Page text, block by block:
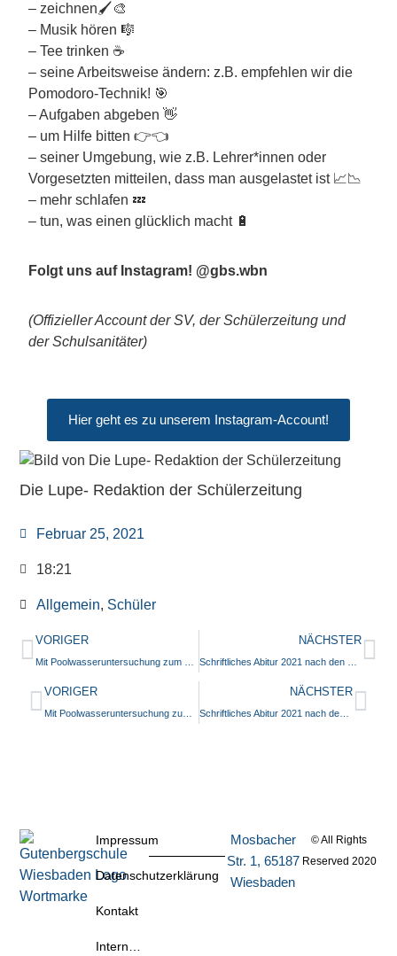
– zeichnen🖌🎨
– Musik hören 🎼
– Tee trinken ☕
– seine Arbeitsweise ändern: z.B. empfehlen wir die
Pomodoro-Technik! 🎯
– Aufgaben abgeben 👋
– um Hilfe bitten 👉👈
– seiner Umgebung, wie z.B. Lehrer*innen oder
Vorgesetzten mitteilen, dass man ausgelastet ist 📈📉
– mehr schlafen 💤
– tun, was einen glücklich macht 🔋
Folgt uns auf Instagram! @gbs.wbn
(Offizieller Account der SV, der Schülerzeitung und
der Schulsanitäter)
Hier geht es zu unserem Instagram-Account!
Die Lupe- Redaktion der Schülerzeitung
Februar 25, 2021
18:21
Allgemein, Schüler
VORIGER NÄCHSTER
VORIGER NÄCHSTER
Schriftliches Abitur 2021 nach den Osterferien
Impressum
Datenschutzerklärung
Kontakt
Intern…
Mosbacher
Str. 1, 65187
Wiesbaden
© All Rights
Reserved 2020